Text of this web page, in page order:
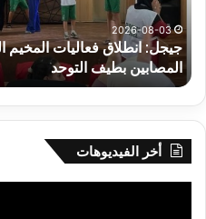
الأطفال
المصابين
بطيف
التوحد
2026-08-03
جيجل: انطلاق فعاليات المخيم
المصابين بطيف التوحد
أخر الفيديوهات